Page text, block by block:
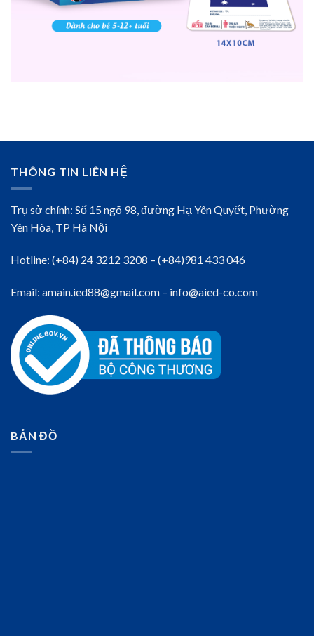
THÔNG TIN LIÊN HỆ
Trụ sở chính: Số 15 ngõ 98, đường Hạ Yên Quyết, Phường
Yên Hòa, TP Hà Nội
Hotline: (+84) 24 3212 3208 – (+84)981 433 046
Email: amain.ied88@gmail.com – info@aied-co.com
BẢN ĐỒ